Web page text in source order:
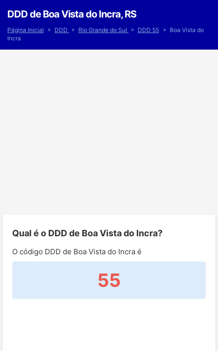
DDD de Boa Vista do Incra, RS
Página Inicial » DDD » Rio Grande do Sul » DDD 55 » Boa Vista do
Incra
Qual é o DDD de Boa Vista do Incra?
O código DDD de Boa Vista do Incra é
55